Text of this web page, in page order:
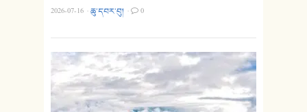
2026-07-16 ·ཆུ་དབར་བུ། · 0